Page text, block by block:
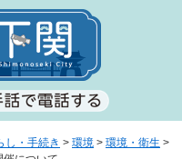
し・手続き > 環境 > 環境・衛生 >